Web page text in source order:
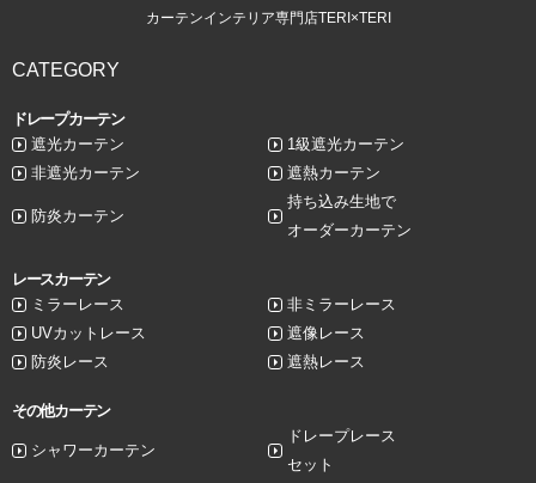
カーテンインテリア専門店TERI×TERI
CATEGORY
ドレープカーテン
遮光カーテン
1級遮光カーテン
非遮光カーテン
遮熱カーテン
防炎カーテン
持ち込み生地で
オーダーカーテン
レースカーテン
ミラーレース
非ミラーレース
UVカットレース
遮像レース
防炎レース
遮熱レース
その他カーテン
シャワーカーテン
ドレープレース
セット